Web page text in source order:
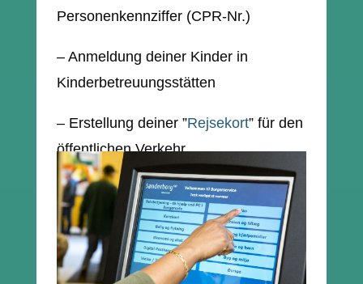
Personenkennziffer (CPR-Nr.)
– Anmeldung deiner Kinder in
Kinderbetreuungsstätten
– Erstellung deiner ”Rejsekort” für den
öffentlichen Verkehr
Die Mitarbeiter des Bürgerbüros
sprechen Deutsch oder Englisch.
Adressen und Öffnungszeiten kannst